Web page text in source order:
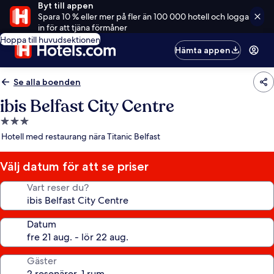
Byt till appen
Spara 10 % eller mer på fler än 100 000 hotell och logga
in för att tjäna förmåner
Hoppa till huvudsektionen
Hämta appen
Se alla boenden
ibis Belfast City Centre
3.0-
stjärnigt
Hotell med restaurang nära Titanic Belfast
Välj datum för att se priser
Vart reser du?
Datum
Gäster